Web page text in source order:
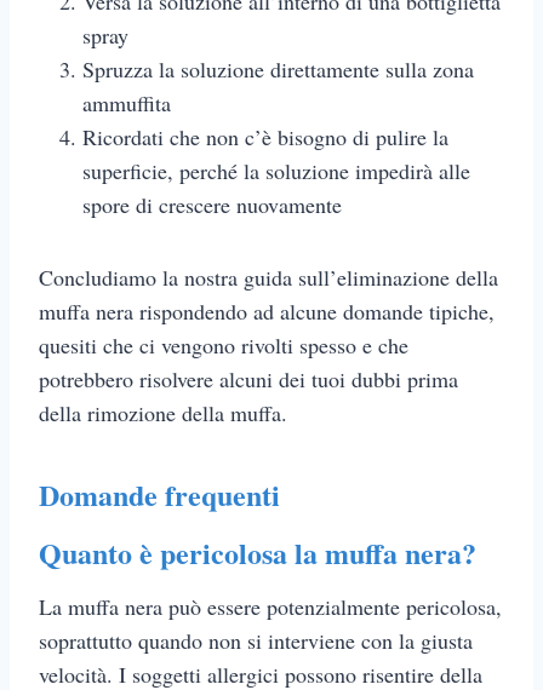
spray
Spruzza la soluzione direttamente sulla zona
ammuffita
Ricordati che non c’è bisogno di pulire la
superficie, perché la soluzione impedirà alle
spore di crescere nuovamente
Concludiamo la nostra guida sull’eliminazione della
muffa nera rispondendo ad alcune domande tipiche,
quesiti che ci vengono rivolti spesso e che
potrebbero risolvere alcuni dei tuoi dubbi prima
della rimozione della muffa.
Domande frequenti
Quanto è pericolosa la muffa nera?
La muffa nera può essere potenzialmente pericolosa,
soprattutto quando non si interviene con la giusta
velocità. I soggetti allergici possono risentire della